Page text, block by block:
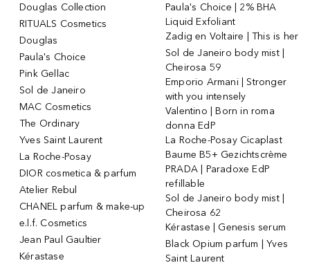
Douglas Collection
RITUALS Cosmetics
Douglas
Paula's Choice
Pink Gellac
Sol de Janeiro
MAC Cosmetics
The Ordinary
Yves Saint Laurent
La Roche-Posay
DIOR cosmetica & parfum
Atelier Rebul
CHANEL parfum & make-up
e.l.f. Cosmetics
Jean Paul Gaultier
Kérastase
Paula's Choice | 2% BHA
Liquid Exfoliant
Zadig en Voltaire | This is her
Sol de Janeiro body mist |
Cheirosa 59
Emporio Armani | Stronger
with you intensely
Valentino | Born in roma
donna EdP
La Roche-Posay Cicaplast
Baume B5+ Gezichtscrème
PRADA | Paradoxe EdP
refillable
Sol de Janeiro body mist |
Cheirosa 62
Kérastase | Genesis serum
Black Opium parfum | Yves
Saint Laurent